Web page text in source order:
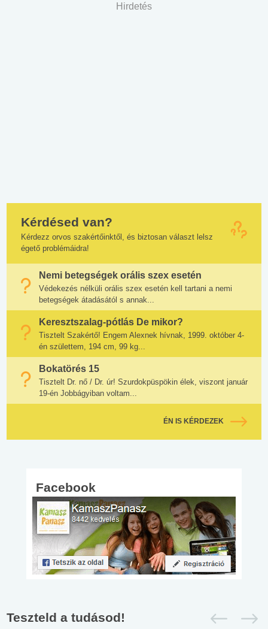
Hirdetés
Kérdésed van?
Kérdezz orvos szakértőinktől, és biztosan választ lelsz
égető problémáidra!
Nemi betegségek orális szex esetén
Védekezés nélküli orális szex esetén kell tartani a nemi
betegségek átadásától s annak...
Keresztszalag-pótlás De mikor?
Tisztelt Szakértő! Engem Alexnek hívnak, 1999. október 4-
én születtem, 194 cm, 99 kg...
Bokatörés 15
Tisztelt Dr. nő / Dr. úr! Szurdokpüspökin élek, viszont január
19-én Jobbágyiban voltam...
ÉN IS KÉRDEZEK
Facebook
Teszteld a tudásod!